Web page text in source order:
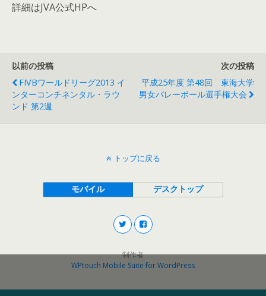
詳細はJVA公式HPへ
以前の投稿
FIVBワールドリーグ2013 イ
ンターコンチネンタル・ラウ
ンド 第2週
次の投稿
平成25年度 第48回 東海大学
男女バレーボール選手権大会
トップに戻る
モバイル デスクトップ
制作者
WPtouch Mobile Suite for WordPress